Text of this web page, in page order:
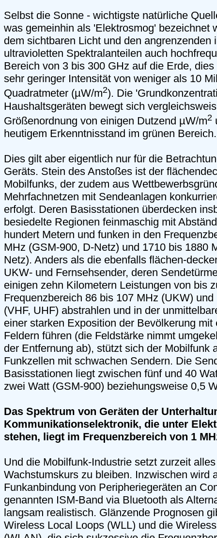
Selbst die Sonne - wichtigste natürliche
was gemeinhin als 'Elektrosmog' bezeichnet
dem sichtbaren Licht und den angrenzenden
ultravioletten Spektralanteilen auch
Bereich von 3 bis 300 GHz auf die Erde,
sehr geringer Intensität von weniger als 10
Quadratmeter (µW/m2). Die
Haushaltsgeräten bewegt sich
Größenordnung von einigen Dutzend µW/m2
heutigem Erkenntnisstand im grünen Bereich.
Dies gilt aber eigentlich nur für die
Geräts. Stein des Anstoßes ist der
Mobilfunks, der zudem aus
Mehrfachnetzen mit Sendeanlagen
erfolgt. Deren Basisstationen überdecken
besiedelte Regionen feinmaschig mit
hundert Metern und funken in den
MHz (GSM-900, D-Netz) und 1710 bis 1880
Netz). Anders als die ebenfalls flächen-
UKW- und Fernsehsender, deren
einigen zehn Kilometern Leistungen von bis
Frequenzbereich 86 bis 107 MHz (UKW)
(VHF, UHF) abstrahlen und in der
einer starken Exposition der Bevölkerung mit
Feldern führen (die Feldstärke nimmt
der Entfernung ab), stützt sich der Mobilfunk
Funkzellen mit schwachen Sendern. Die
Basisstationen liegt zwischen fünf und 40
zwei Watt (GSM-900) beziehungsweise 0,5
Das Spektrum von Geräten der
Kommunikationselektronik, die unter
stehen, liegt im Frequenzbereich von 1
Und die Mobilfunk-Industrie setzt zurzeit
Wachstumskurs zu bleiben. Inzwischen wird
Funkanbindung von Peripheriegeräten an
genannten ISM-Band via Bluetooth als
langsam realistisch. Glänzende Prognosen
Wireless Local Loops (WLL) und die